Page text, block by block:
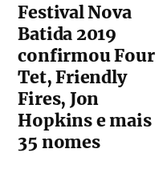
Festival Nova
Batida 2019
confirmou Four
Tet, Friendly
Fires, Jon
Hopkins e mais
35 nomes